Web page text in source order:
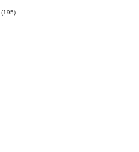
(195)